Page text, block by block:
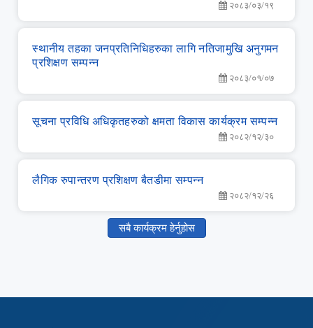
२०८३/०३/१९
स्‍थानीय तहका जनप्रतिनिधिहरुका लागि नतिजामुखि अनुगमन
प्रशिक्षण सम्‍पन्‍न
२०८३/०१/०७
सूचना प्रविधि अधिकृतहरुको क्षमता विकास कार्यक्रम सम्‍पन्‍न
२०८२/१२/३०
लै‌गिक रुपान्‍तरण प्रशिक्षण बैतडीमा सम्‍पन्‍न
२०८२/१२/२६
सबै कार्यक्रम हेर्नुहोस